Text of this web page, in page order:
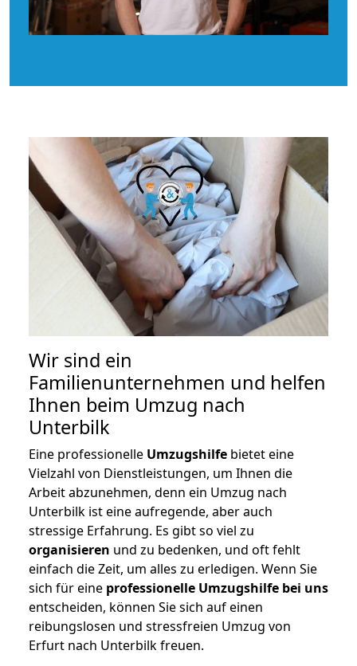
Wir sind ein
Familienunternehmen und helfen
Ihnen beim Umzug nach
Unterbilk
Eine professionelle Umzugshilfe bietet eine
Vielzahl von Dienstleistungen, um Ihnen die
Arbeit abzunehmen, denn ein Umzug nach
Unterbilk ist eine aufregende, aber auch
stressige Erfahrung. Es gibt so viel zu
organisieren und zu bedenken, und oft fehlt
einfach die Zeit, um alles zu erledigen. Wenn Sie
sich für eine professionelle Umzugshilfe bei uns
entscheiden, können Sie sich auf einen
reibungslosen und stressfreien Umzug von
Erfurt nach Unterbilk freuen.